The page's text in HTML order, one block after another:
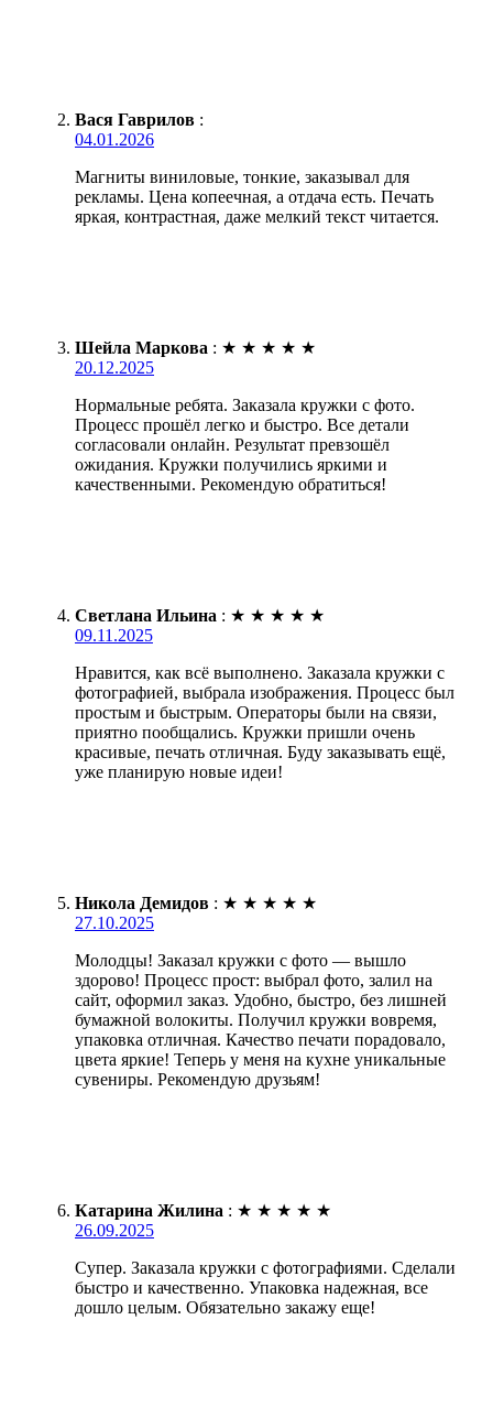
Вася Гаврилов :
04.01.2026
Магниты виниловые, тонкие, заказывал для
рекламы. Цена копеечная, а отдача есть. Печать
яркая, контрастная, даже мелкий текст читается.
Шейла Маркова : ★ ★ ★ ★ ★
20.12.2025
Нормальные ребята. Заказала кружки с фото.
Процесс прошёл легко и быстро. Все детали
согласовали онлайн. Результат превзошёл
ожидания. Кружки получились яркими и
качественными. Рекомендую обратиться!
Светлана Ильина : ★ ★ ★ ★ ★
09.11.2025
Нравится, как всё выполнено. Заказала кружки с
фотографией, выбрала изображения. Процесс был
простым и быстрым. Операторы были на связи,
приятно пообщались. Кружки пришли очень
красивые, печать отличная. Буду заказывать ещё,
уже планирую новые идеи!
Никола Демидов : ★ ★ ★ ★ ★
27.10.2025
Молодцы! Заказал кружки с фото — вышло
здорово! Процесс прост: выбрал фото, залил на
сайт, оформил заказ. Удобно, быстро, без лишней
бумажной волокиты. Получил кружки вовремя,
упаковка отличная. Качество печати порадовало,
цвета яркие! Теперь у меня на кухне уникальные
сувениры. Рекомендую друзьям!
Катарина Жилина : ★ ★ ★ ★ ★
26.09.2025
Супер. Заказала кружки с фотографиями. Сделали
быстро и качественно. Упаковка надежная, все
дошло целым. Обязательно закажу еще!